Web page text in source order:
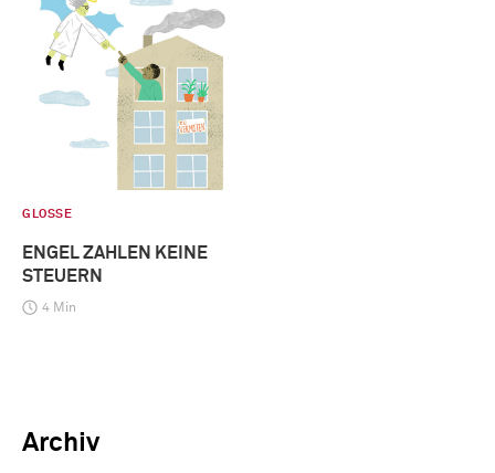
GLOSSE
ENGEL ZAHLEN KEINE
STEUERN
4 Min
Archiv